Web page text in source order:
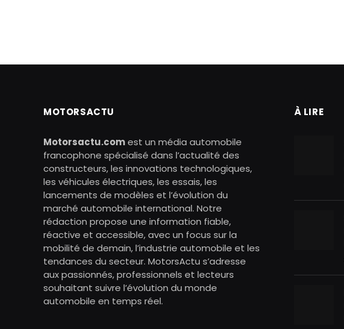
MOTORSACTU
Motorsactu.comest un média automobile
francophone spécialisé dans l’actualité des
constructeurs, les innovations technologiques,
les véhicules électriques, les essais, les
lancements de modèles et l’évolution du
marché automobile international. Notre
rédaction propose une information fiable,
réactive et accessible, avec un focus sur la
mobilité de demain, l’industrie automobile et les
tendances du secteur. MotorsActu s’adresse
aux passionnés, professionnels et lecteurs
souhaitant suivre l’évolution du monde
automobile en temps réel.
À LIRE